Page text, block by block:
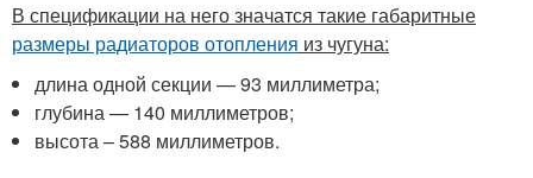
В спецификации на него значатся такие габаритные
размеры радиаторов отопления из чугуна:
длина одной секции — 93 миллиметра;
глубина — 140 миллиметров;
высота – 588 миллиметров.